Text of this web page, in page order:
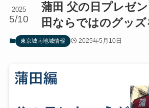
蒲田 父の日プレゼ
田ならではのグッ
2025
5/10
東京城南地域情報 2025年5月10日